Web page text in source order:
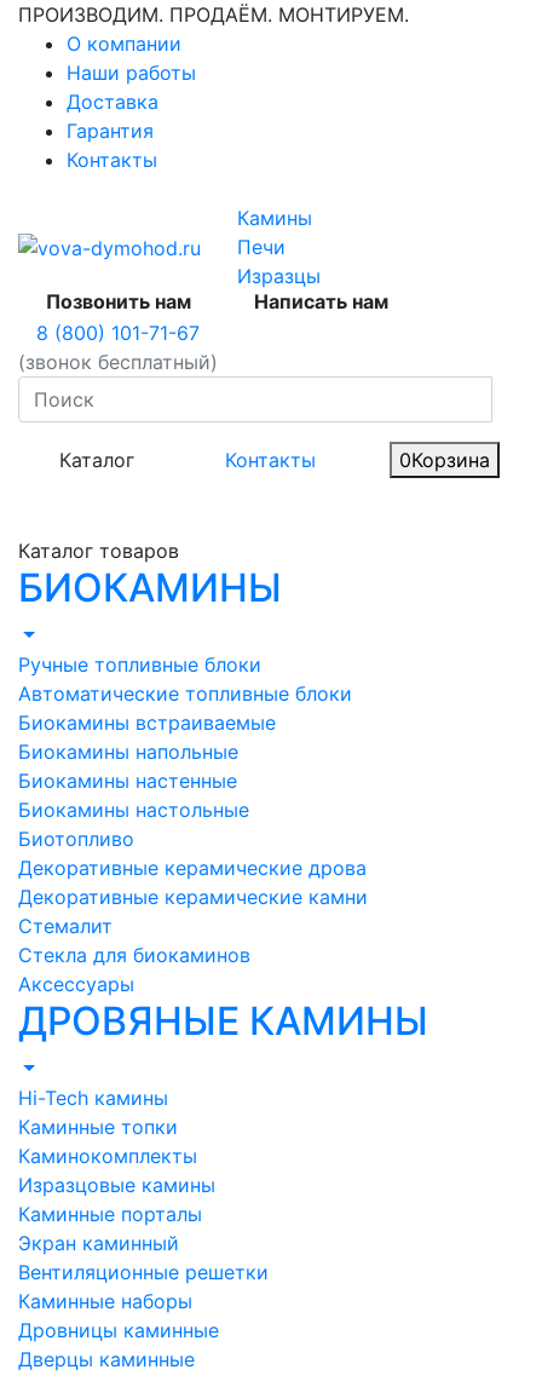
ПРОИЗВОДИМ. ПРОДАЁМ. МОНТИРУЕМ.
О компании
Наши работы
Доставка
Гарантия
Контакты
Камины
Печи
Изразцы
Позвонить нам
8 (800) 101-71-67
(звонок бесплатный)
Написать нам
Каталог Контакты 0Корзина
Каталог товаров
БИОКАМИНЫ
Ручные топливные блоки
Автоматические топливные блоки
Биокамины встраиваемые
Биокамины напольные
Биокамины настенные
Биокамины настольные
Биотопливо
Декоративные керамические дрова
Декоративные керамические камни
Стемалит
Стекла для биокаминов
Аксессуары
ДРОВЯНЫЕ КАМИНЫ
Hi-Tech камины
Каминные топки
Каминокомплекты
Изразцовые камины
Каминные порталы
Экран каминный
Вентиляционные решетки
Каминные наборы
Дровницы каминные
Дверцы каминные